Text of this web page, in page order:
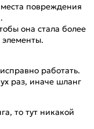
повреждения
она стала более
элементы.
работать.
раз, иначе шланг
то тут никакой